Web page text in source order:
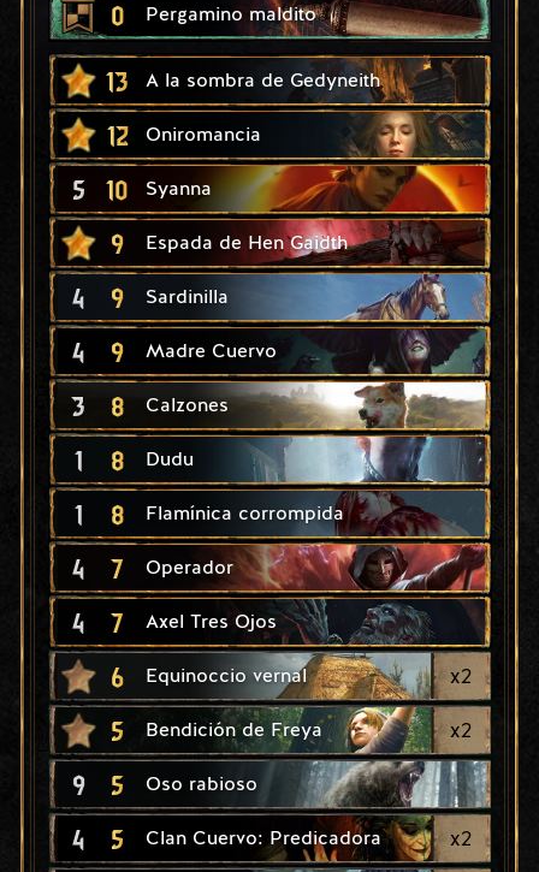
0 Pergamino maldito
13 A la sombra de Gedyneith
12 Oniromancia
5 10 Syanna
9 Espada de Hen Gaidth
4 9 Sardinilla
4 9 Madre Cuervo
3 8 Calzones
1 8 Dudu
1 8 Flamínica corrompida
4 7 Operador
4 7 Axel Tres Ojos
6 Equinoccio vernal x2
5 Bendición de Freya x2
9 5 Oso rabioso
4 5 Clan Cuervo: Predicadora x2